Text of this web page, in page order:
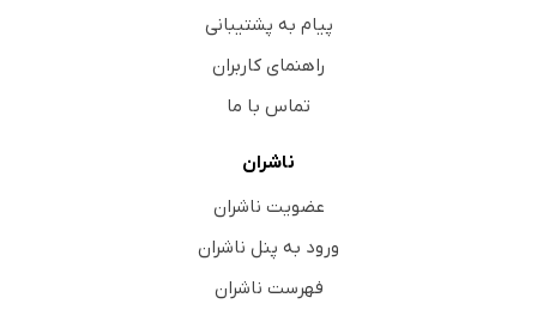
پیام به پشتیبانی
راهنمای کاربران
تماس با ما
ناشران
عضویت ناشران
ورود به پنل ناشران
فهرست ناشران